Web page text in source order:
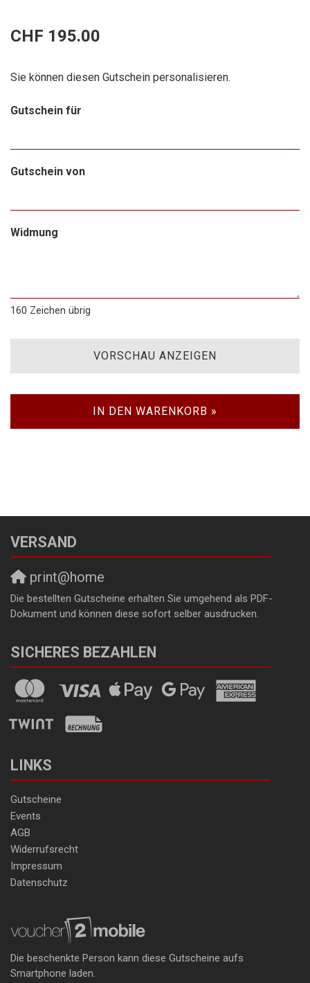
CHF 195.00
Sie können diesen Gutschein personalisieren.
Gutschein für
Gutschein von
Widmung
160 Zeichen übrig
VORSCHAU ANZEIGEN
IN DEN WARENKORB »
VERSAND
print@home
Die bestellten Gutscheine erhalten Sie umgehend als PDF-
Dokument und können diese sofort selber ausdrucken.
SICHERES BEZAHLEN
LINKS
Gutscheine
Events
AGB
Widerrufsrecht
Impressum
Datenschutz
Die beschenkte Person kann diese Gutscheine aufs
Smartphone laden.